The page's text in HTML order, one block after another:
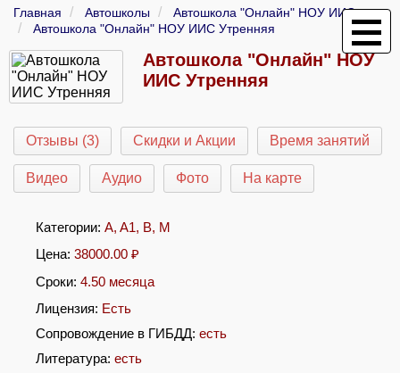
Главная Автошколы
Автошкола "Онлайн" НОУ ИИС
Автошкола "Онлайн" НОУ ИИС Утренняя
Автошкола "Онлайн" НОУ
ИИС Утренняя
Отзывы (3) Скидки и Акции Время занятий
Видео Аудио Фото На карте
Категории: A, A1, B, M
Цена: 38000.00 ₽
Сроки: 4.50 месяца
Лицензия: Есть
Сопровождение в ГИБДД: есть
Литература: есть